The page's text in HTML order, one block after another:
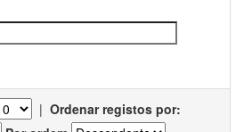
| Ordenar registos por: